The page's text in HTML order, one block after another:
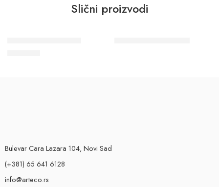
Slični proizvodi
Bulevar Cara Lazara 104, Novi Sad
(+381) 65 641 6128
info@arteco.rs